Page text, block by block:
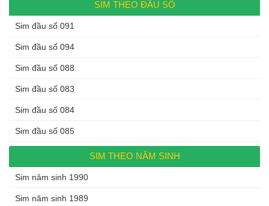
SIM THEO ĐẦU SỐ
Sim đầu số 091
Sim đầu số 094
Sim đầu số 088
Sim đầu số 083
Sim đầu số 084
Sim đầu số 085
SIM THEO NĂM SINH
Sim năm sinh 1990
Sim năm sinh 1989